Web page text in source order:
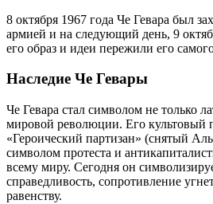
8 октября 1967 года Че Гевара был
армией и на следующий день, 9
его образ и идеи пережили его
Наследие Че Гевары
Че Гевара стал символом не только
мировой революции. Его культовый
«Героический партизан» (снятый
символом протеста и
всему миру. Сегодня он
справедливость, сопротивление
равенству.